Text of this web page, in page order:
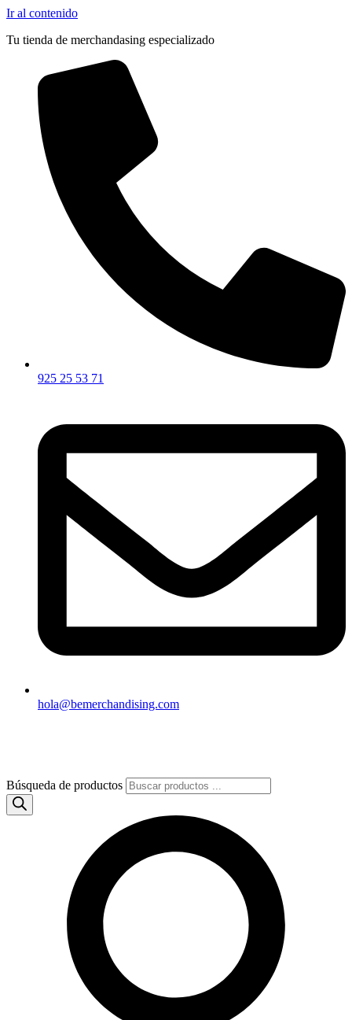
Ir al contenido
Tu tienda de merchandasing especializado
925 25 53 71
hola@bemerchandising.com
Búsqueda de productos